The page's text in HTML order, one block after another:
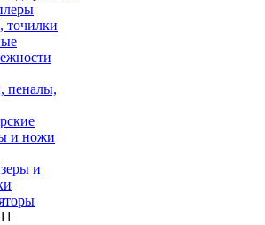
точилки
пеналы,
и ножи
и